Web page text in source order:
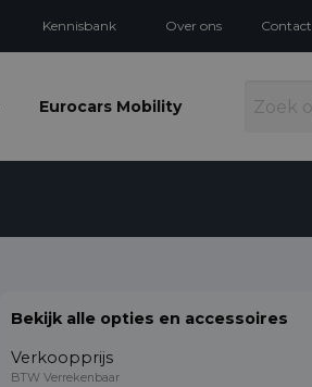
Kennisbank Over ons Contact
Eurocars Mobility
Bekijk alle opties en accessoires
Verkoopprijs
BTW Verrekenbaar